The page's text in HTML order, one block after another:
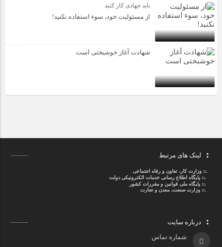
باید جهادی کار کنید
از مسئولیت خود، سوء استفاده نکنید!
شهادت آغاز خوشبختی است
لینک های مرتبط
.::وزارت کار، تعاون و رفاه اجتماعی
.::پایگاه اطلاع رسانی خدمات الکترونیکی دولت
.::پایگاه ملی قوانین و مقررات کشور
.:: وزارت صنعت، معدن و تجارت
درباره سایت
شماره تماس